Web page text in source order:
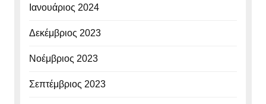
Ιανουάριος 2024
Δεκέμβριος 2023
Νοέμβριος 2023
Σεπτέμβριος 2023